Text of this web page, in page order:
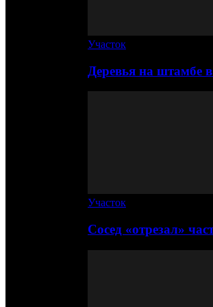
Участок
Деревья на штамбе
Участок
Сосед «отрезал»